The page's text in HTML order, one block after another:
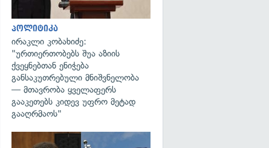
პოლიტიკა
ირაკლი კობახიძე:
"ურთიერთობებს შუა აზიის
ქვეყნებთან ენიჭება
განსაკუთრებული მნიშვნელობა
— მთავრობა ყველაფერს
გააკეთებს კიდევ უფრო მეტად
გააღრმაოს"